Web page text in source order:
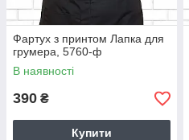
Фартух з принтом Лапка для
грумера, 5760-ф
В наявності
390 ₴
Купити